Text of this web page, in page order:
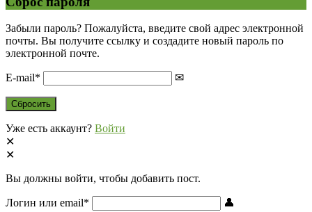
Забыли пароль? Пожалуйста, введите свой адрес электронной
почты. Вы получите ссылку и создадите новый пароль по
электронной почте.
E-mail*
Уже есть аккаунт? Войти
Вы должны войти, чтобы добавить пост.
Логин или email*